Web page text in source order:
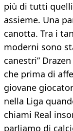
più di tutti
assieme. Una
canotta. Tra i
moderni sono
canestri”
che prima di
giovane
nella Liga
chiami Real
parliamo di